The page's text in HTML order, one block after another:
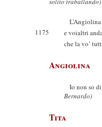
L’Angiolina
1175
e voialtri
che la vo’
Angiolina
Io non so
Bernardo)
Tita